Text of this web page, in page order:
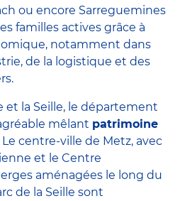
ou encore Sarreguemines
familles actives grâce à
notamment dans
de la logistique et des
et la Seille, le département
mêlant patrimoine
Le centre-ville de Metz, avec
et le Centre
aménagées le long du
de la Seille sont